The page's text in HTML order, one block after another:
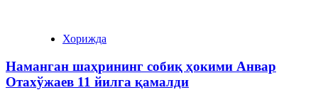
Хорижда
Наманган шаҳрининг собиқ ҳокими Анвар
Отахўжаев 11 йилга қамалди